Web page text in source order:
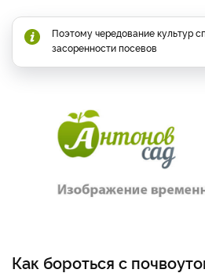
Поэтому чередование культур
засоренности посевов
Как бороться с